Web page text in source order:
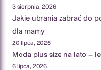
3 sierpnia, 2026
Jakie ubrania zabrać do
dla mamy
20 lipca, 2026
Moda plus size na lato –
6 lipca, 2026